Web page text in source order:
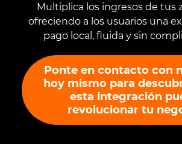
Multiplica los ingresos de tus
ofreciendo a los usuarios una
pago local, fluida y sin
Ponte en contacto con
hoy mismo para
esta integración
revolucionar tu